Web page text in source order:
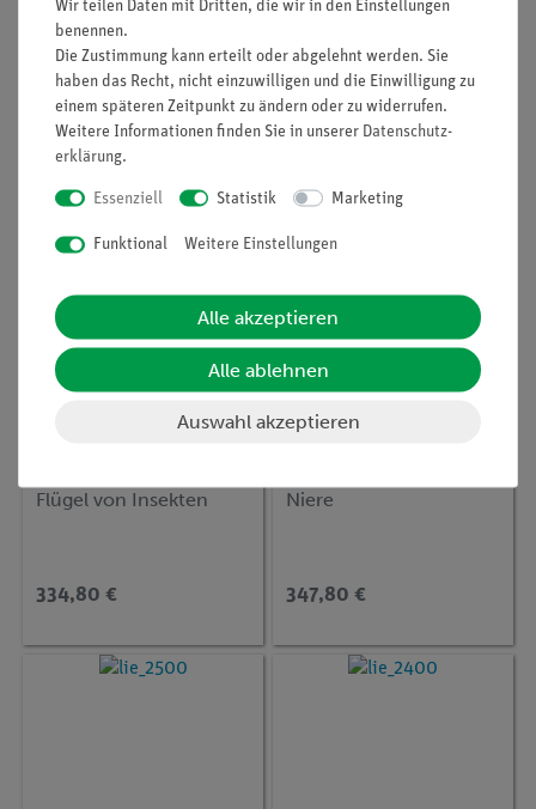
Artikel-Nr.:P1443701
Planarien
335,90 €
Salinenkrebschen
Flügel von Insekten
334,80 €
Niere
347,80 €
Wir teilen Daten mit Dritten, die wir in den Einstellungen
benennen.
Die Zustimmung kann erteilt oder abgelehnt werden. Sie
haben das Recht, nicht einzuwilligen und die Einwilligung zu
einem späteren Zeitpunkt zu ändern oder zu widerrufen.
Weitere Informationen finden Sie in unserer Daten­schutz­
erklärung.
Essenziell Statistik Marketing
Funktional Weitere Einstellungen
Alle akzeptieren
Alle ablehnen
Auswahl akzeptieren